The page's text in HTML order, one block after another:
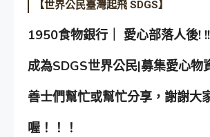
【世界公民臺灣起飛 SDGS】
1950食物銀行｜ 愛心部落人後!
成為SDGS世界公民|募集愛心物
善士們幫忙或幫忙分享，謝謝大
喔！！！